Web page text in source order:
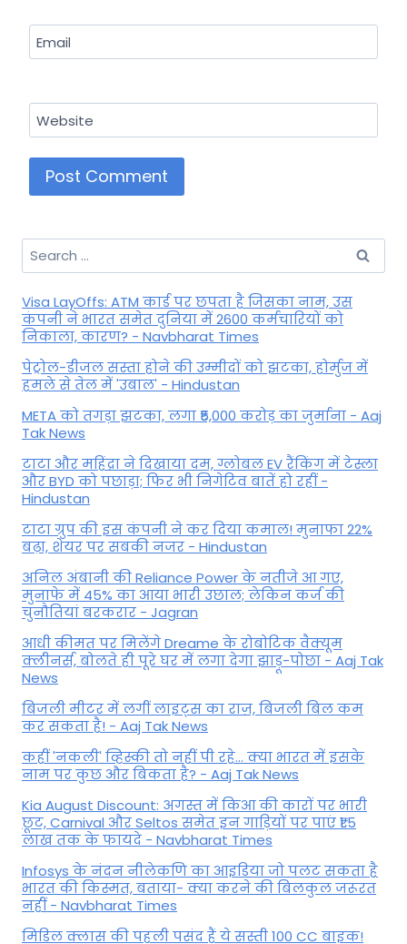
Email
Website
Search
for:
Visa LayOffs: ATM कार्ड पर छपता है जिसका नाम, उस
कंपनी ने भारत समेत दुनिया में 2600 कर्मचारियों को
निकाला, कारण? - Navbharat Times
पेट्रोल-डीजल सस्ता होने की उम्मीदों को झटका, होर्मुज में
हमले से तेल में 'उबाल' - Hindustan
META को तगड़ा झटका, लगा ₹5,000 करोड़ का जुर्माना - Aaj
Tak News
टाटा और महिंद्रा ने दिखाया दम, ग्लोबल EV रैंकिंग में टेस्ला
और BYD को पछाड़ा; फिर भी निगेटिव बातें हो रहीं -
Hindustan
टाटा ग्रुप की इस कंपनी ने कर दिया कमाल! मुनाफा 22%
बढ़ा, शेयर पर सबकी नजर - Hindustan
अनिल अंबानी की Reliance Power के नतीजे आ गए,
मुनाफे में 45% का आया भारी उछाल; लेकिन कर्ज की
चुनौतियां बरकरार - Jagran
आधी कीमत पर मिलेंगे Dreame के रोबोटिक वैक्यूम
क्लीनर्स, बोलते ही पूरे घर में लगा देगा झाड़ू-पोछा - Aaj Tak
News
बिजली मीटर में लगीं लाइट्स का राज़, बिजली बिल कम
कर सकता है! - Aaj Tak News
कहीं 'नकली' व्हिस्की तो नहीं पी रहे... क्या भारत में इसके
नाम पर कुछ और बिकता है? - Aaj Tak News
Kia August Discount: अगस्त में किआ की कारों पर भारी
छूट, Carnival और Seltos समेत इन गाड़ियों पर पाएं ₹1.5
लाख तक के फायदे - Navbharat Times
Infosys के नंदन नीलेकणि का आइडिया जो पलट सकता है
भारत की किस्मत, बताया- क्या करने की बिलकुल जरूरत
नहीं - Navbharat Times
मिडिल क्लास की पहली पसंद हैं ये सस्ती 100 CC बाइक!